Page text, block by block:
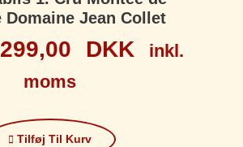
Domaine Jean Collet
299,00 DKK
inkl.
moms
Tilføj Til Kurv